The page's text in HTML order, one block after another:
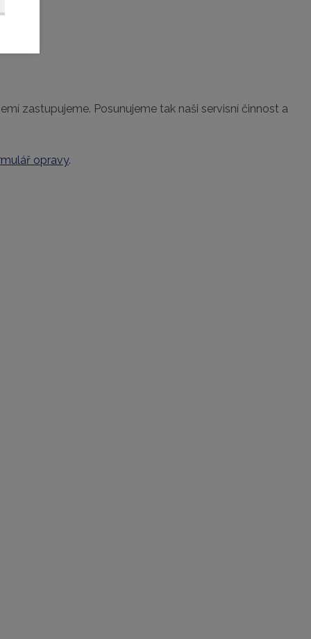
zastupujeme. Posunujeme tak naši servisní činnost a
opravy.